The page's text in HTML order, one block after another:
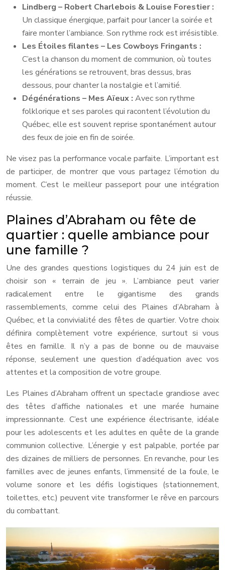
Lindberg – Robert Charlebois & Louise Forestier :
Un classique énergique, parfait pour lancer la soirée et
faire monter l’ambiance. Son rythme rock est irrésistible.
Les Étoiles filantes – Les Cowboys Fringants :
C’est la chanson du moment de communion, où toutes
les générations se retrouvent, bras dessus, bras
dessous, pour chanter la nostalgie et l’amitié.
Dégénérations – Mes Aïeux : Avec son rythme
folklorique et ses paroles qui racontent l’évolution du
Québec, elle est souvent reprise spontanément autour
des feux de joie en fin de soirée.
Ne visez pas la performance vocale parfaite. L’important est
de participer, de montrer que vous partagez l’émotion du
moment. C’est le meilleur passeport pour une intégration
réussie.
Plaines d’Abraham ou fête de
quartier : quelle ambiance pour
une famille ?
Une des grandes questions logistiques du 24 juin est de
choisir son « terrain de jeu ». L’ambiance peut varier
radicalement entre le gigantisme des grands
rassemblements, comme celui des Plaines d’Abraham à
Québec, et la convivialité des fêtes de quartier. Votre choix
définira complètement votre expérience, surtout si vous
êtes en famille. Il n’y a pas de bonne ou de mauvaise
réponse, seulement une question d’adéquation avec vos
attentes et la composition de votre groupe.
Les Plaines d’Abraham offrent un spectacle grandiose avec
des têtes d’affiche nationales et une marée humaine
impressionnante. C’est une expérience électrisante, idéale
pour les adolescents et les adultes en quête de la grande
communion collective. L’énergie y est palpable, portée par
des dizaines de milliers de personnes. En revanche, pour les
familles avec de jeunes enfants, l’immensité de la foule, le
volume sonore et les défis logistiques (stationnement,
toilettes, etc.) peuvent vite transformer le rêve en parcours
du combattant.